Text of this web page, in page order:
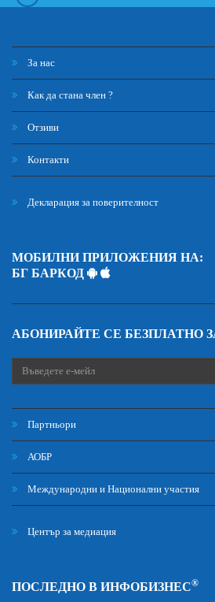
За нас
Как да стана член ?
Отзиви
Контакти
Декларация за поверителност
МОБИЛНИ ПРИЛОЖЕНИЯ НА:
БГ БАРКОД
АБОНИРАЙТЕ СЕ БЕЗПЛАТНО
Партньори
АОБР
Международни и Национални участия
Център за медиация
ПОСЛЕДНО В ИНФОБИЗНЕС®